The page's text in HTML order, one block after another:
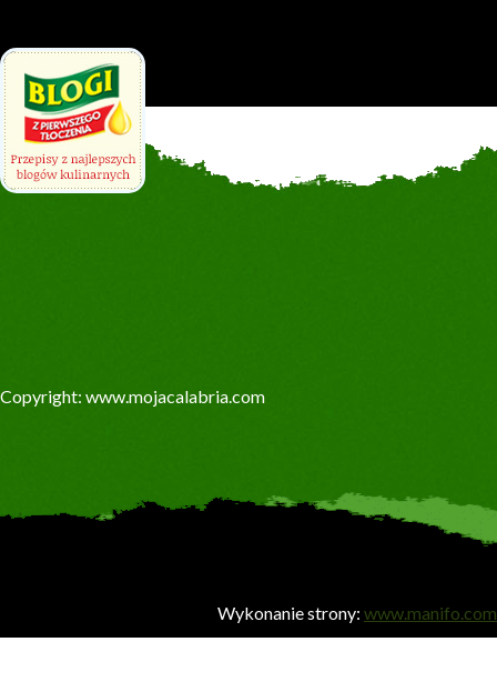
Copyright: www.mojacalabria.com
Wykonanie strony: www.manifo.com